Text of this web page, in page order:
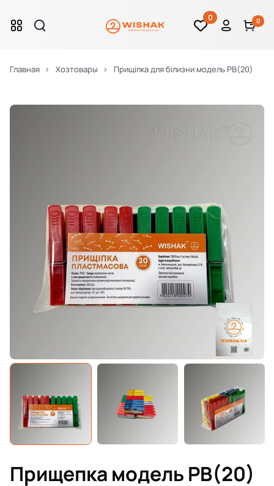
0 0
Главная Хозтовары Прищіпка для білизни модель PB(20)
Прищепка модель PB(20)